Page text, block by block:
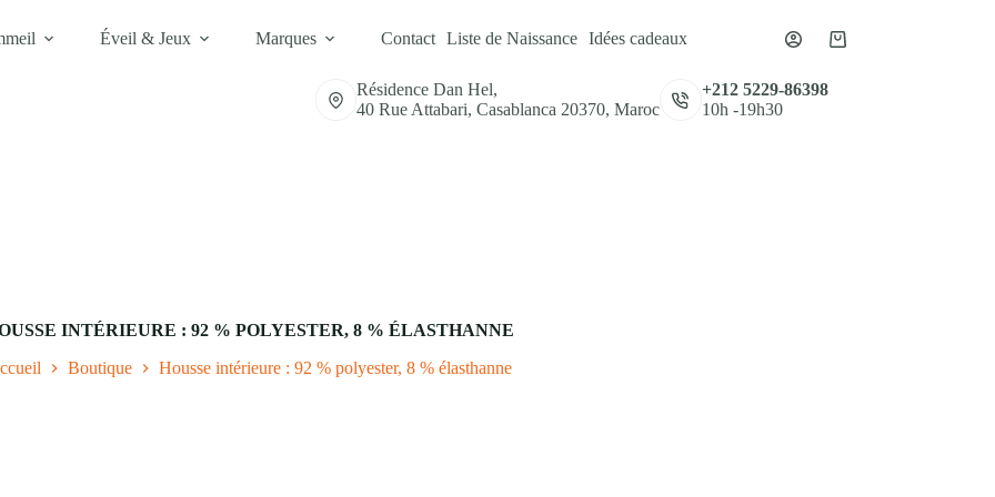
Résidence Dan Hel,
40 Rue Attabari, Casablanca 20370, Maroc
+212 5229-86398
10h -19h30
Éveil & Jeux Marques Contact Liste de Naissance Idées cadeaux
Panier
INTÉRIEURE : 92 % POLYESTER, 8 % ÉLASTHANNE
Boutique Housse intérieure : 92 % polyester, 8 % élasthanne